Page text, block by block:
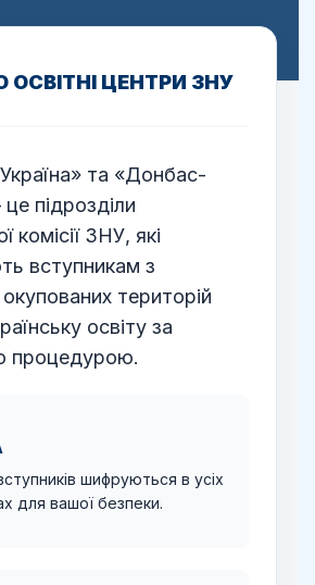
ОСВІТНІ ЦЕНТРИ ЗНУ
та «Донбас-
підрозділи
комісії ЗНУ, які
вступникам з
територій
освіту за
процедурою.
шифруються в усіх
для вашої безпеки.